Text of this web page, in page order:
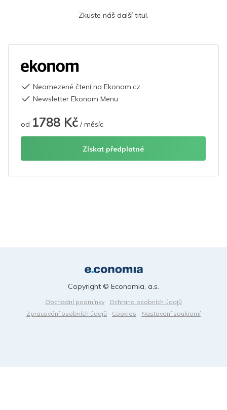
Zkuste náš další titul.
Neomezené čtení na Ekonom.cz
Newsletter Ekonom Menu
od 1788 Kč / měsíc
Získat předplatné
Obchodní podmínky
Ochrana osobních údajů
Zpracování osobních údajů
Cookies Nastavení soukromí
Copyright © Economia, a.s.